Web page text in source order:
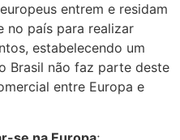
entrem e residam
no país para realizar
estabelecendo um
Brasil não faz parte deste
entre Europa e